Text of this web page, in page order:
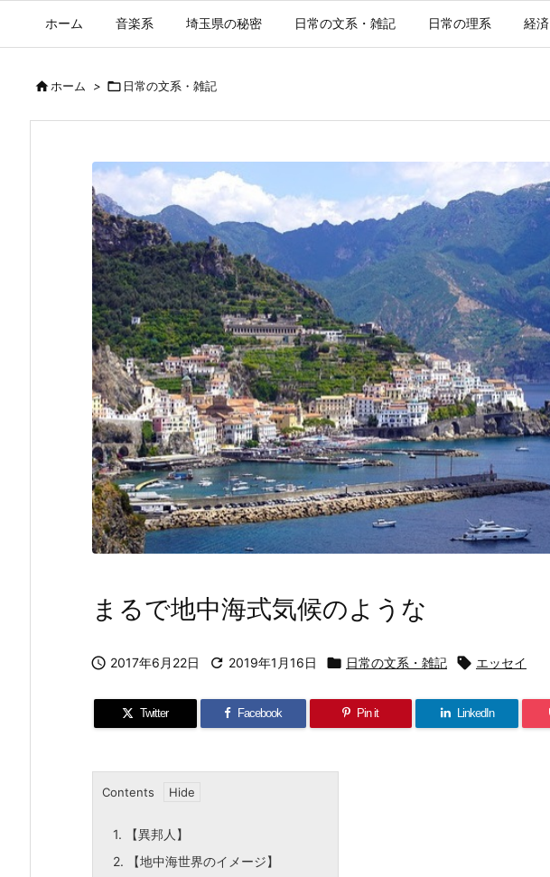
ホーム 音楽系 埼玉県の秘密 日常の文系・雑記 日常の理系 経済
ホーム >  日常の文系・雑記
まるで地中海式気候のような
 2017年6月22日  2019年1月16日  日常の文系・雑記  エッセイ
Twitter Facebook Pin it LinkedIn
Contents
1. 【異邦人】
2. 【地中海世界のイメージ】